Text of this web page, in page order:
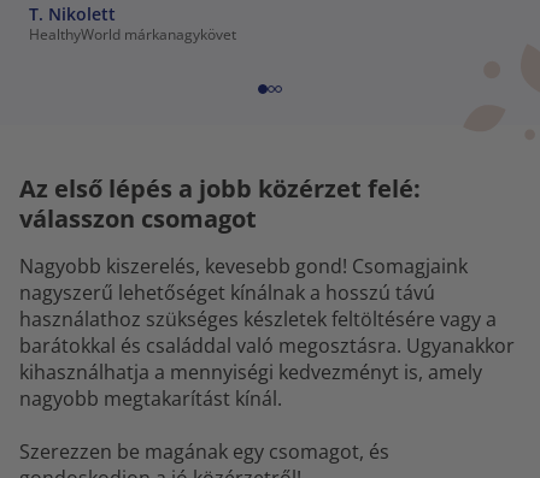
T. Nikolett
HealthyWorld márkanagykövet
Az első lépés a jobb közérzet felé:
válasszon csomagot
Nagyobb kiszerelés, kevesebb gond! Csomagjaink
nagyszerű lehetőséget kínálnak a hosszú távú
használathoz szükséges készletek feltöltésére vagy a
barátokkal és családdal való megosztásra. Ugyanakkor
kihasználhatja a mennyiségi kedvezményt is, amely
nagyobb megtakarítást kínál.
Szerezzen be magának egy csomagot, és